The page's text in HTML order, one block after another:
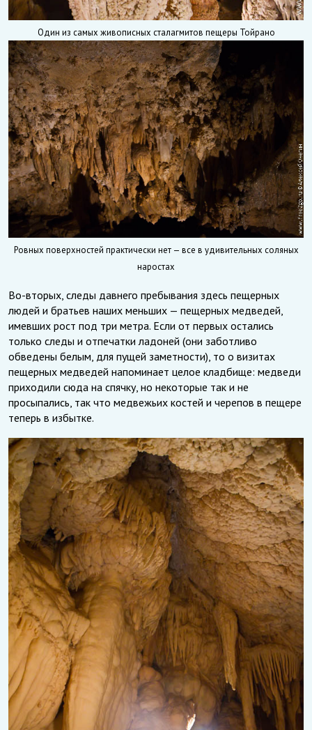
Один из самых живописных сталагмитов пещеры Тойрано
Ровных поверхностей практически нет — все в удивительных соляных
наростах
Во-вторых, следы давнего пребывания здесь пещерных
людей и братьев наших меньших — пещерных медведей,
имевших рост под три метра. Если от первых остались
только следы и отпечатки ладоней (они заботливо
обведены белым, для пущей заметности), то о визитах
пещерных медведей напоминает целое кладбище: медведи
приходили сюда на спячку, но некоторые так и не
просыпались, так что медвежьих костей и черепов в пещере
теперь в избытке.